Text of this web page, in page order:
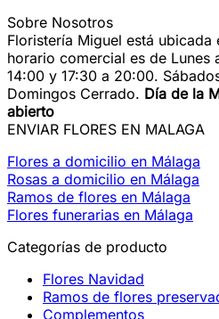
Sobre Nosotros
Floristería Miguel está ubicada
horario comercial es de Lunes
14:00 y 17:30 a 20:00.
Domingos Cerrado. Día de la
abierto
ENVIAR FLORES EN MALAGA
Flores a domicilio en Málaga
Rosas a domicilio en Málaga
Ramos de flores en Málaga
Flores funerarias en Málaga
Categorías de producto
Flores Navidad
Ramos de flores
Complementos